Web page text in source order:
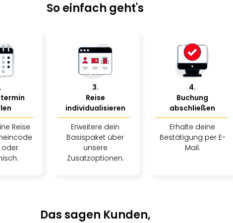
So einfach geht's
.
Reise
oder
3.
Reise
individualisieren
Erweitere dein
Basispaket über
unsere
Zusatzoptionen.
4.
Buchung
abschließen
Erhalte deine
Bestätigung per E-
Mail.
Das sagen Kunden,